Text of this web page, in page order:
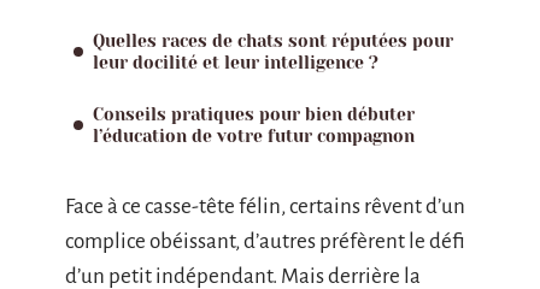
Quelles races de chats sont réputées pour
leur docilité et leur intelligence ?
Conseils pratiques pour bien débuter
l’éducation de votre futur compagnon
Face à ce casse-tête félin, certains rêvent d’un
complice obéissant, d’autres préfèrent le défi
d’un petit indépendant. Mais derrière la